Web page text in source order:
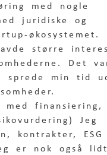
med nogle
juridiske og
større
Det
sprede min tid
finansiering,
Jeg
kontrakter,
er nok også